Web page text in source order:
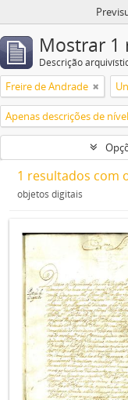
Mostrar 1
Descrição
Freire de Andrade
Apenas descrições de
1 resultados com
objetos digitais